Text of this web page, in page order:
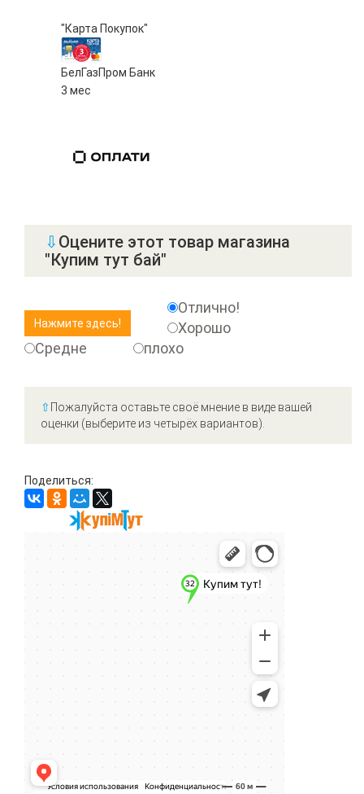
"Карта Покупок"
БелГазПром Банк
3 мес
⇩ Оцените этот товар магазина
"Купим тут бай"
Отлично!
Хорошо
Средне
плохо
⇧ Пожалуйста оставьте своё мнение в виде вашей
оценки (выберите из четырёх вариантов).
Поделиться: